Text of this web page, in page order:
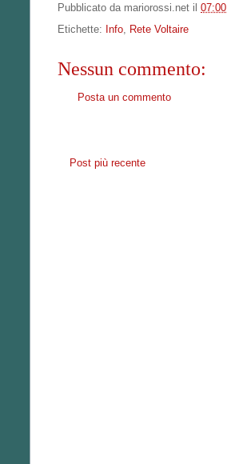
Pubblicato da mariorossi.net il 07:00
Etichette: Info Rete Voltaire
Nessun commento:
Posta un commento
Post più recente